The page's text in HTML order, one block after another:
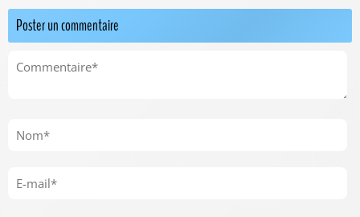
Poster un commentaire